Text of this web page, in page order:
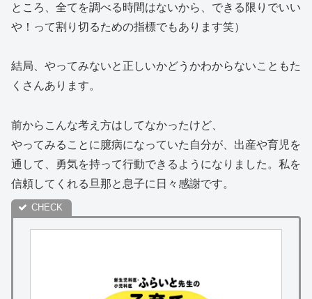
ところ、全てを調べる時間はないから、できる限りでいい
や！って割り切るための指標でもあります笑）
結局、やってみないと正しいかどうかわからないこともた
くさんあります。
前からこんな考え方はしてなかったけど、
やってみることに臆病になっていた自分が、出産や育児を
通して、勇気を持って行動できるようになりました。私を
信頼してくれる旦那と息子に日々感謝です。